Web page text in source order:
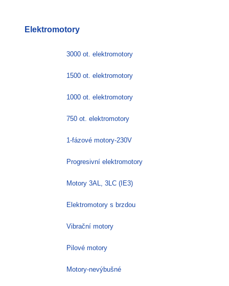
Elektromotory
3000 ot. elektromotory
1500 ot. elektromotory
1000 ot. elektromotory
750 ot. elektromotory
1-fázové motory-230V
Progresivní elektromotory
Motory 3AL, 3LC (IE3)
Elektromotory s brzdou
Vibrační motory
Pilové motory
Motory-nevýbušné